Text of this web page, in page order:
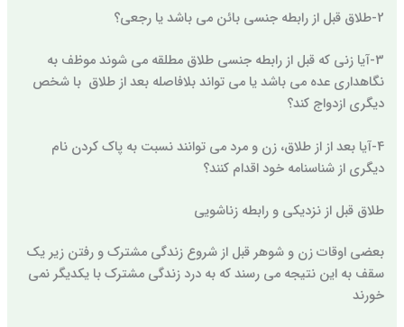
2-طلاق قبل از رابطه جنسی بائن می باشد یا رجعی؟
3-آیا زنی که قبل از رابطه جنسی طلاق مطلقه می شوند موظف به
نگاهداری عده می باشد یا می تواند بلافاصله بعد از طلاق با شخص
دیگری ازدواج کند؟
4-آیا بعد از از طلاق، زن و مرد می توانند نسبت به پاک کردن نام
دیگری از شناسنامه خود اقدام کنند؟
طلاق قبل از نزدیکی و رابطه زناشویی
بعضی اوقات زن و شوهر قبل از شروع زندگی مشترک و رفتن زیر یک
سقف به این نتیجه می رسند که به درد زندگی مشترک با یکدیگر نمی
خورند